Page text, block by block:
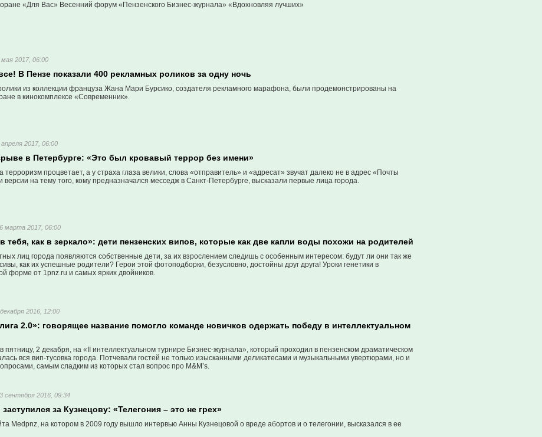
«Для Вас» Весенний форум «Пензенского Бизнес-журнала» «Вдохновляя лучших»
мая 2017, 06:00
В Пензе показали 400 рекламных роликов за одну ночь
из коллекции француза Жана Мари Бурсико, создателя рекламного марафона, были продемонстрированы на
в кинокомплексе «Современник».
апреля 2017, 06:00
в Петербурге: «Это был кровавый террор без имени»
терроризм процветает, а у страха глаза велики, слова «отправитель» и «адресат» звучат далеко не в адрес «Почты
версии на тему того, кому предназначался месседж в Санкт-Петербурге, высказали первые лица города.
марта 2017, 06:00
тебя, как в зеркало»: дети пензенских випов, которые как две капли воды похожи на родителей
лиц города появляются cобственные дети, за их взрослением следишь с особенным интересом: будут ли они так же
как их успешные родители? Герои этой фотоподборки, безусловно, достойны друг друга! Уроки генетики в
форме от 1pnz.ru и самых ярких двойников.
2016, 12:00
2.0»: говорящее название помогло команде новичков одержать победу в интеллектуальном
пятницу, 2 декабря, на «II интеллектуальном турнире Бизнес-журнала», который проходил в пензенском драматическом
вся вип-тусовка города. Потчевали гостей не только изысканными деликатесами и музыкальными увертюрами, но и
самым сладким из которых стал вопрос про M&M’s.
сентября 2016, 09:34
за Кузнецову: «Телегония – это не грех»
Medpnz, на котором в 2009 году вышло интервью Анны Кузнецовой о вреде абортов и о телегонии, высказался в ее